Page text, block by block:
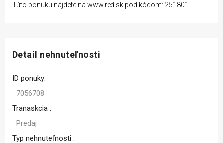
Túto ponuku nájdete na www.red.sk pod kódom: 251801
Detail nehnuteľnosti
ID ponuky:
7056708
Tranaskcia :
Predaj
Typ nehnuteľnosti :